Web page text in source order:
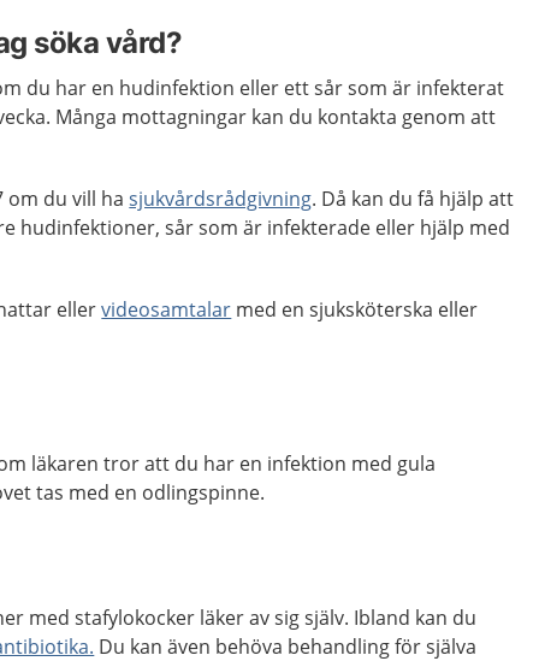
söka vård?
du har en hudinfektion eller ett sår som är infekterat
Många mottagningar kan du kontakta genom att
om du vill hasjukvårdsrådgivning. Då kan du få hjälp att
hudinfektioner, sår som är infekterade eller hjälp med
ellervideosamtalar med en sjuksköterska eller
läkaren tror att du har en infektion med gula
tas med en odlingspinne.
med stafylokocker läker av sig själv. Ibland kan du
Du kan även behöva behandling för själva